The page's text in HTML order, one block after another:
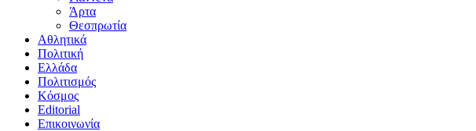
Άρτα
Θεσπρωτία
Αθλητικά
Πολιτική
Ελλάδα
Πολιτισμός
Κόσμος
Editorial
Επικοινωνία